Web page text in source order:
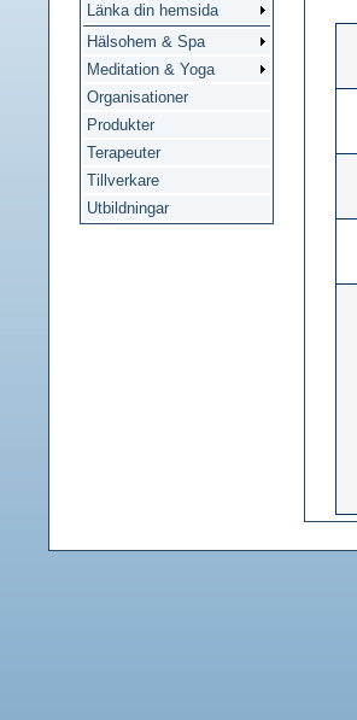
Länka din hemsida
Hälsohem & Spa
Meditation & Yoga
Organisationer
Produkter
Terapeuter
Tillverkare
Utbildningar